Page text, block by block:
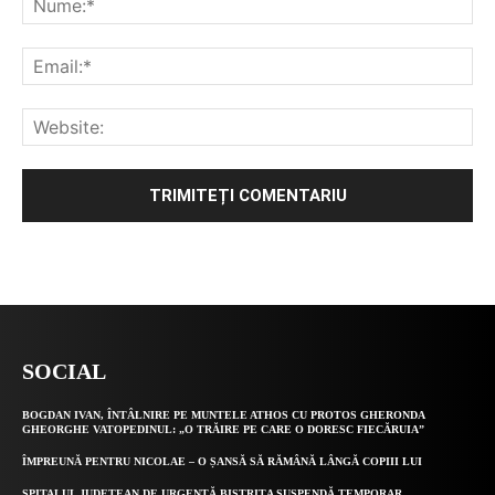
SOCIAL
BOGDAN IVAN, ÎNTÂLNIRE PE MUNTELE ATHOS CU PROTOS GHERONDA
GHEORGHE VATOPEDINUL: „O TRĂIRE PE CARE O DORESC FIECĂRUIA”
ÎMPREUNĂ PENTRU NICOLAE – O ȘANSĂ SĂ RĂMÂNĂ LÂNGĂ COPIII LUI